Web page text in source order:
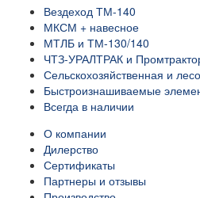
Вездеход ТМ-140
МКСМ + навесное
МТЛБ и ТМ-130/140
ЧТЗ-УРАЛТРАК и
Сельскохозяйственная и
Быстроизнашиваемые
Всегда в наличии
О компании
Дилерство
Сертификаты
Партнеры и отзывы